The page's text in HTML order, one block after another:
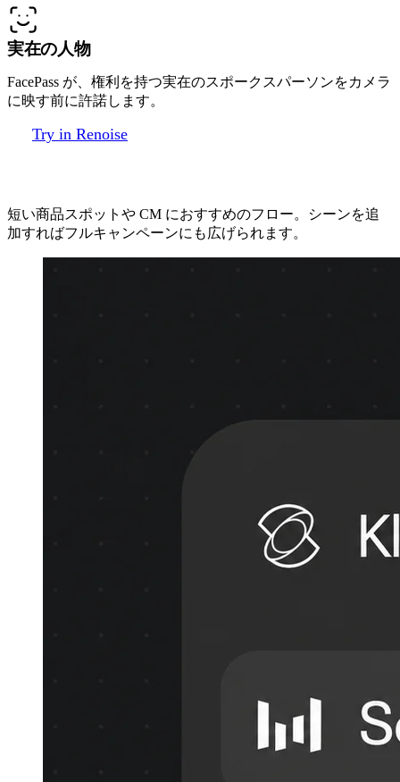
実在の人物
FacePass が、権利を持つ実在のスポークスパーソンをカメラ
に映す前に許諾します。
Try in Renoise
短い商品スポットや CM におすすめのフロー。シーンを追
加すればフルキャンペーンにも広げられます。